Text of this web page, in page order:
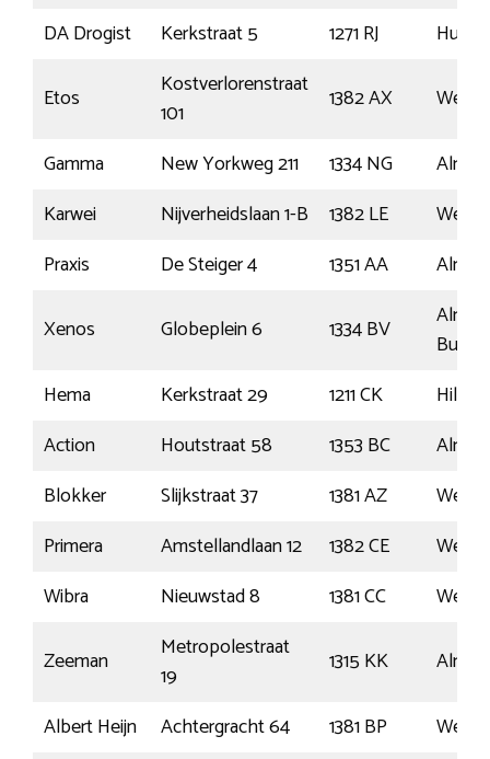
DA Drogist Kerkstraat 5 1271 RJ
Huizen
Etos
Kostverlorenstraat
101
1382 AX
Gamma
New Yorkweg 211 1334 NG
Karwei
Nijverheidslaan 1-B 1382 LE
Praxis
De Steiger 4 1351 AA
Xenos
Globeplein 6 1334 BV
Buiten
Hema
Kerkstraat 29 1211 CK
Action
Houtstraat 58 1353 BC
Blokker
Slijkstraat 37 1381 AZ
Primera
Amstellandlaan 12 1382 CE
Wibra
Nieuwstad 8 1381 CC
Zeeman
Metropolestraat
19
1315 KK
Albert Heijn
Achtergracht 64 1381 BP